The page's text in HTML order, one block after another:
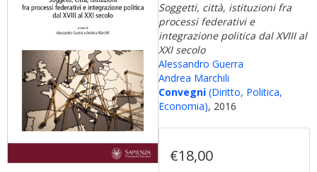
Soggetti, città, istituzioni fra
processi federativi e
integrazione politica dal XVIII al
XXI secolo
Alessandro Guerra
Andrea Marchili
Convegni (Diritto, Politica,
Economia), 2016
€18,00